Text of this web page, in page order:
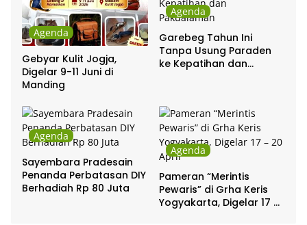
Agenda
Gebyar Kulit Jogja,
Digelar 9-11 Juni di
Manding
Agenda
Garebeg Tahun Ini
Tanpa Usung Paraden
ke Kepatihan dan
Agenda
Sayembara Pradesain
Penanda Perbatasan DIY
Berhadiah Rp 80 Juta
Agenda
Pameran “Merintis
Pewaris” di Grha Keris
Yogyakarta, Digelar 17 –